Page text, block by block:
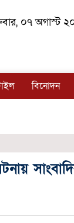
০৭ অগাস্ট
বিনোদন